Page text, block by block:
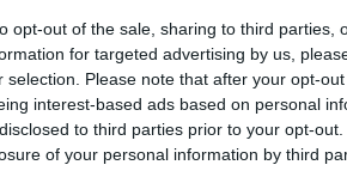
opt-out of the sale, sharing to third parties,
for targeted advertising by us,
selection. Please note that after your opt-
interest-based ads based on personal
to third parties prior to your opt-
of your personal information by third
apoi s-a rejucat.
au revenit prin reușitele
49, Adrian Cristea,
în detrimentul